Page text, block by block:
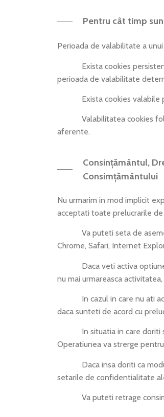
Pentru cât timp
Perioada de valabilitate a
Exista cookies persistente
perioada de valabilitate
Exista cookies valabile per
Valabilitatea cookies
aferente.
Consințământul,
Consimțământului
Nu urmarim in mod implicit
acceptati toate prelucrarile
Va puteti seta de
Chrome, Safari, Internet
Daca veti activa
nu mai urmareasca
In cazul in care nu ati
daca sunteti de acord cu
In situatia in care doriti sa
Operatiunea va strerge
Daca insa doriti ca
setarile de confidentialitate
Va puteti retrage